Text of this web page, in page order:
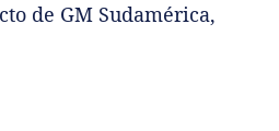
de GM Sudamérica,